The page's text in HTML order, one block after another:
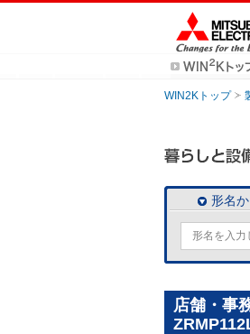
WIN2Kトップ
形名
店舗・事